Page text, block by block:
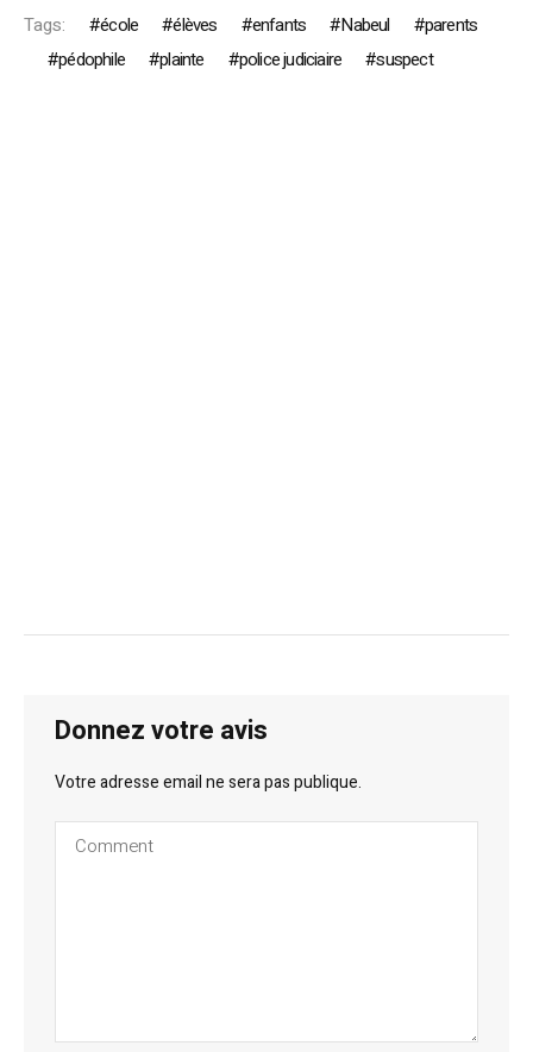
Tags: école élèves enfants Nabeul
parents
pédophile
plainte police judiciaire suspect
Donnez votre avis
Votre adresse email ne sera pas publique.